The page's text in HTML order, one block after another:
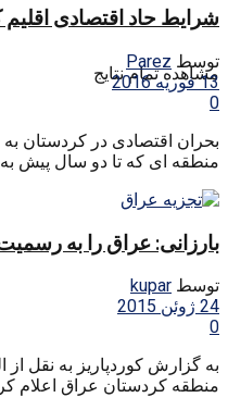
مشاهده تمام نتایج
شرایط حاد اقتصادی
توسط Parez
13 فوریه 2016
0
بحران اقتصادی در کردستان
منطقه ای که تا دو سال پیش
بارزانی: عراق را به
توسط kupar
24 ژوئن 2015
0
به گزارش کوردپاریز به نقل از
منطقه کردستان عراق اعلام